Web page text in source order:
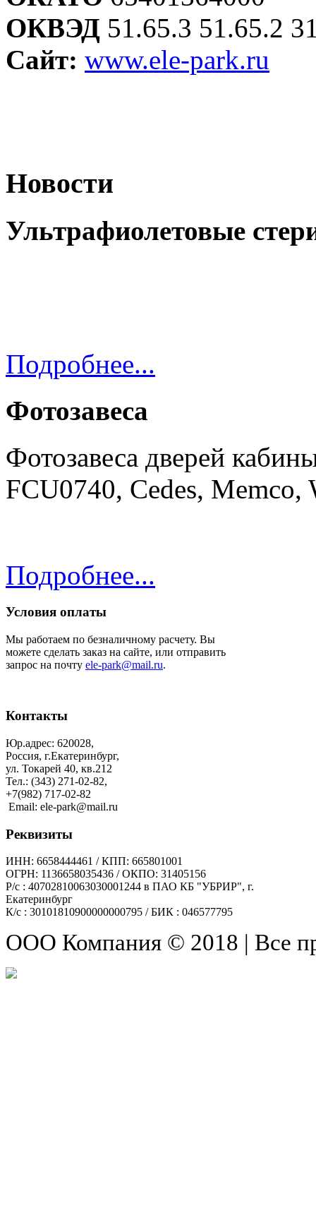
ОКВЭД 51.65.3 51.65.2
Сайт: www.ele-park.ru
Новости
Ультрафиолетовые
Подробнее...
Фотозавеса
Фотозавеса дверей
FCU0740, Cedes, Memco,
Подробнее...
Условия оплаты
Мы работаем по безналичному расчету. Вы
можете сделать заказ на сайте, или отправить
запрос на почту ele-park@mail.ru.
Контакты
Юр.адрес: 620028,
Россия, г.Екатеринбург,
ул. Токарей 40, кв.212
Тел.: (343) 271-02-82,
+7(982) 717-02-82
Email: ele-park@mail.ru
Реквизиты
ИНН: 6658444461 / КПП: 665801001
ОГРН: 1136658035436 / ОКПО: 31405156
Р/с : 40702810063030001244 в ПАО КБ "УБРИР", г.
Екатеринбург
К/с : 30101810900000000795 / БИК : 046577795
ООО Компания © 2018 | Все